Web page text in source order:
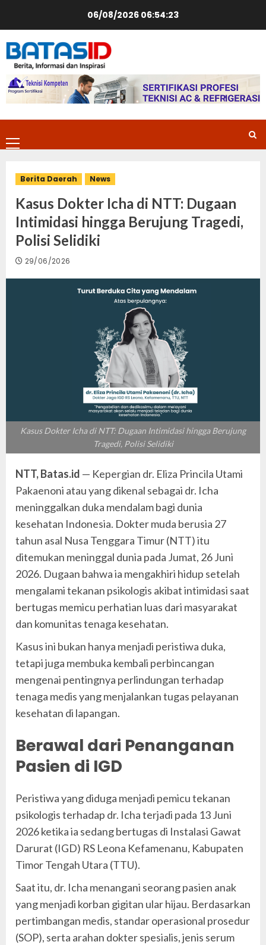
06/08/2026 06:54:24
Primary
Menu
Berita Daerah News
Kasus Dokter Icha di NTT: Dugaan
Intimidasi hingga Berujung Tragedi,
Polisi Selidiki
29/06/2026
Kasus Dokter Icha di NTT: Dugaan Intimidasi hingga Berujung
Tragedi, Polisi Selidiki
NTT, Batas.id — Kepergian dr. Eliza Princila Utami
Pakaenoni atau yang dikenal sebagai dr. Icha
meninggalkan duka mendalam bagi dunia
kesehatan Indonesia. Dokter muda berusia 27
tahun asal Nusa Tenggara Timur (NTT) itu
ditemukan meninggal dunia pada Jumat, 26 Juni
2026. Dugaan bahwa ia mengakhiri hidup setelah
mengalami tekanan psikologis akibat intimidasi saat
bertugas memicu perhatian luas dari masyarakat
dan komunitas tenaga kesehatan.
Kasus ini bukan hanya menjadi peristiwa duka,
tetapi juga membuka kembali perbincangan
mengenai pentingnya perlindungan terhadap
tenaga medis yang menjalankan tugas pelayanan
kesehatan di lapangan.
Berawal dari Penanganan
Pasien di IGD
Peristiwa yang diduga menjadi pemicu tekanan
psikologis terhadap dr. Icha terjadi pada 13 Juni
2026 ketika ia sedang bertugas di Instalasi Gawat
Darurat (IGD) RS Leona Kefamenanu, Kabupaten
Timor Tengah Utara (TTU).
Saat itu, dr. Icha menangani seorang pasien anak
yang menjadi korban gigitan ular hijau. Berdasarkan
pertimbangan medis, standar operasional prosedur
(SOP), serta arahan dokter spesialis, jenis serum